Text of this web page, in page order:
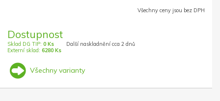
Všechny ceny jsou bez DPH
Dostupnost
Sklad DG TIP: 0 Ks
Externí sklad: 6280 Ks
Další naskladnění cca 2 dnů
Všechny varianty